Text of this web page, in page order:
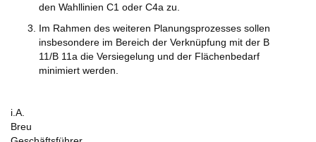
den Wahllinien C1 oder C4a zu.
Im Rahmen des weiteren Planungsprozesses sollen
insbesondere im Bereich der Verknüpfung mit der B
11/B 11a die Versiegelung und der Flächenbedarf
minimiert werden.
i.A.
Breu